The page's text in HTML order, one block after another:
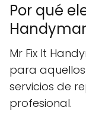
Por qué
Mr Fix It
para
servicios de
profesional.